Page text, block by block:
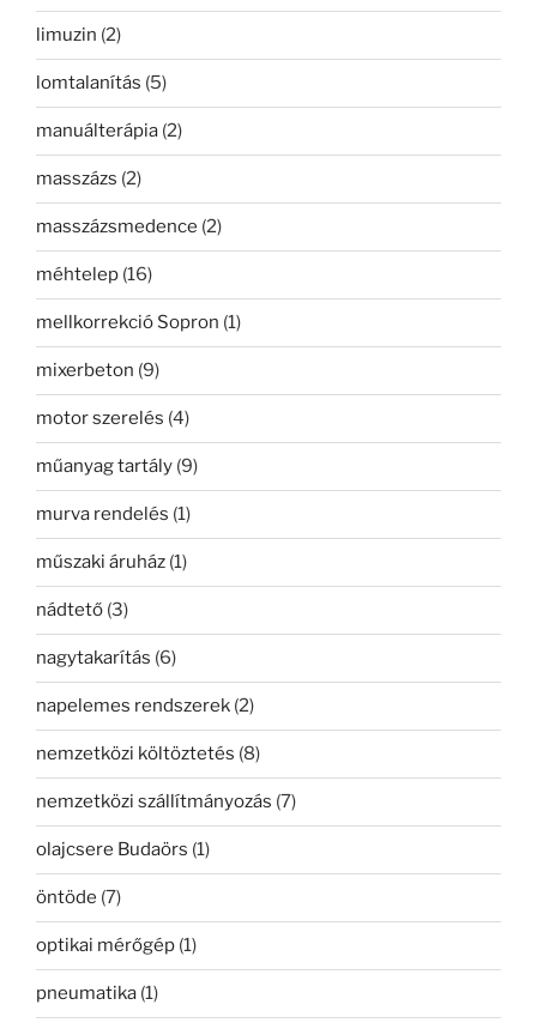
limuzin (2)
lomtalanítás (5)
manuálterápia (2)
masszázs (2)
masszázsmedence (2)
méhtelep (16)
mellkorrekció Sopron (1)
mixerbeton (9)
motor szerelés (4)
műanyag tartály (9)
murva rendelés (1)
műszaki áruház (1)
nádtető (3)
nagytakarítás (6)
napelemes rendszerek (2)
nemzetközi költöztetés (8)
nemzetközi szállítmányozás (7)
olajcsere Budaörs (1)
öntöde (7)
optikai mérőgép (1)
pneumatika (1)